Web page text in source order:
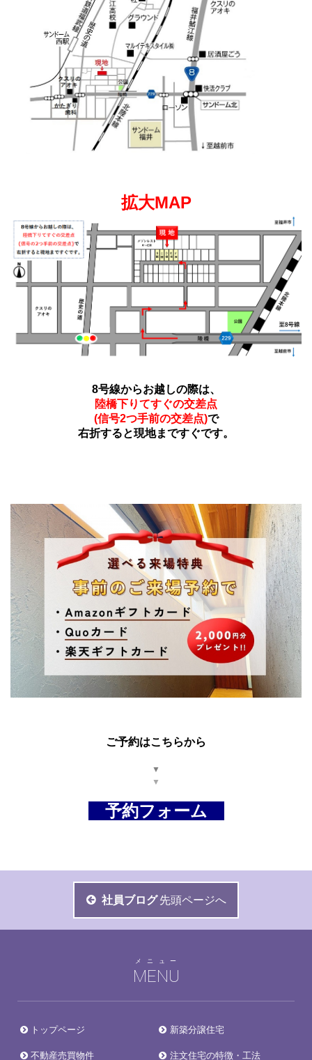
拡大MAP
8号線からお越しの際は、
陸橋下りてすぐの交差点
(信号2つ手前の交差点)で
右折すると現地まですぐです。
ご予約はこちらから
▼
▼
予約フォーム
社員ブログ 先頭ページへ
MENU
メニュー
トップページ 新築分譲住宅
不動産売買物件 注文住宅の特徴・工法